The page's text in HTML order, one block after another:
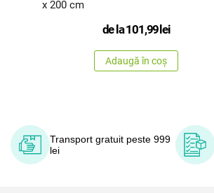
x 200 cm
de la101,99lei
Adaugă în coș
Transport gratuit peste 999
lei